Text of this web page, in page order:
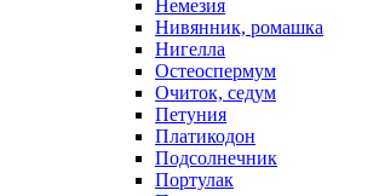
Немезия
Нивянник, ромашка
Нигелла
Остеоспермум
Очиток, седум
Петуния
Платикодон
Подсолнечник
Портулак